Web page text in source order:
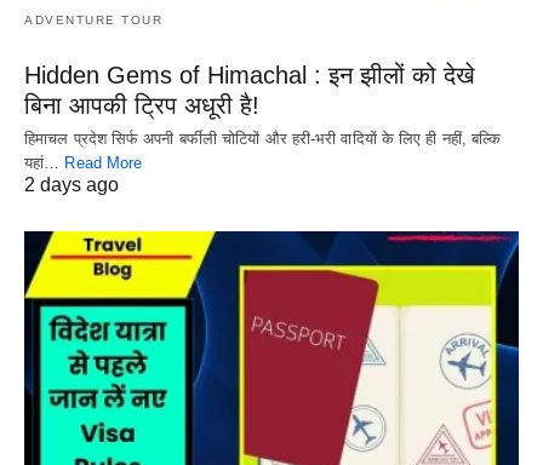
ADVENTURE TOUR
Hidden Gems of Himachal : इन झीलों को देखे
बिना आपकी ट्रिप अधूरी है!
हिमाचल प्रदेश सिर्फ अपनी बर्फीली चोटियों और हरी-भरी वादियों के लिए ही नहीं, बल्कि
यहां…
Read More
2 days ago